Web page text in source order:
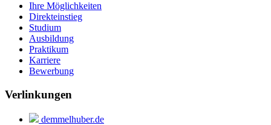
Ihre Möglichkeiten
Direkteinstieg
Studium
Ausbildung
Praktikum
Karriere
Bewerbung
Verlinkungen
demmelhuber.de